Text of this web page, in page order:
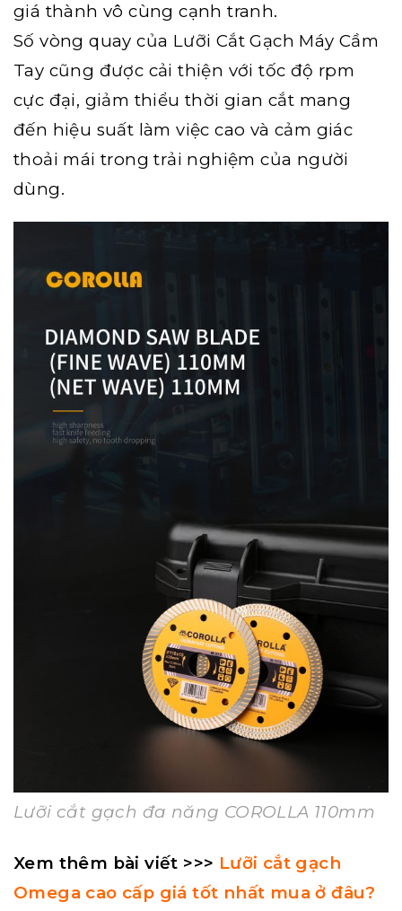
giá thành vô cùng cạnh tranh.
Số vòng quay của Lưỡi Cắt Gạch Máy Cầm
Tay cũng được cải thiện với tốc độ rpm
cực đại, giảm thiểu thời gian cắt mang
đến hiệu suất làm việc cao và cảm giác
thoải mái trong trải nghiệm của người
dùng.
Lưỡi cắt gạch đa năng COROLLA 110mm
Xem thêm bài viết >>> Lưỡi cắt gạch
Omega cao cấp giá tốt nhất mua ở đâu?